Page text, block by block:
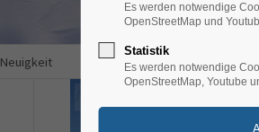
Neuigkeit
Es werden notwendige
OpenStreetMap und
Statistik
Es werden notwendige
OpenStreetMap, Youtube